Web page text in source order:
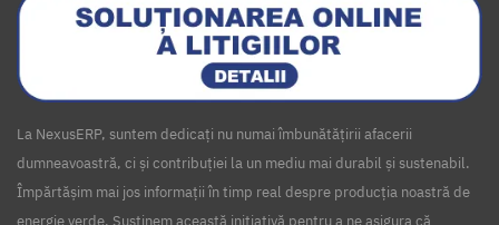
La NexusERP, suntem dedicați nu numai îmbunătățirii afacerii
dumneavoastră, ci și contribuției la un mediu mai durabil și sustenabil.
Împărtășim mai jos informații în timp real despre producția noastră de